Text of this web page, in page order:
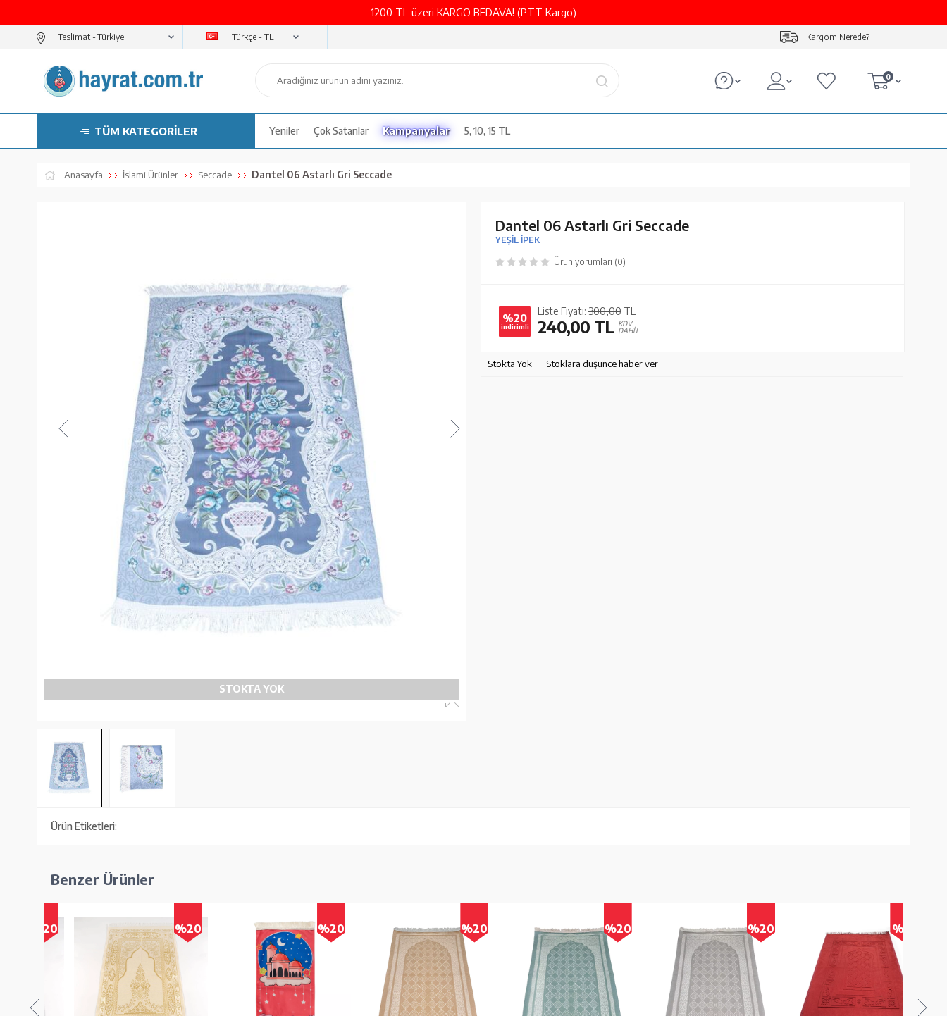
1200 TL üzeri KARGO BEDAVA! (PTT Kargo)
Teslimat - Türkçe - TL Kargom Nerede?
0
TÜM KATEGORİLER Yeniler Çok Satanlar Kampanyalar 5, 10, 15 TL
Anasayfa İslami Ürünler Seccade Dantel 06 Astarlı Gri Seccade
STOKTA YOK
Dantel 06 Astarlı Gri Seccade
YEŞİL İPEK
Ürün yorumları (0)
%20
indirimli
Liste Fiyatı: 300,00 TL
240,00 TL KDV
DAHİL
Stokta Yok Stoklara düşünce haber ver
Ürün Etiketleri:
Benzer Ürünler
%20 %20 %20 %20 %20 %17